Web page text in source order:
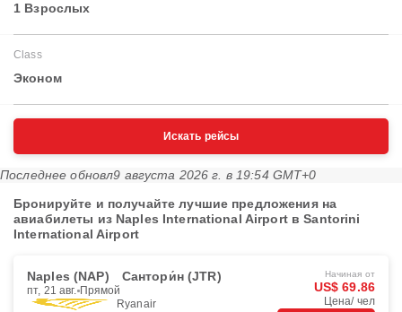
1 Взрослых
Class
Эконом
Искать рейсы
Последнее обновл9 августа 2026 г. в 19:54 GMT+0
Бронируйте и получайте лучшие предложения на
авиабилеты из Naples International Airport в Santorini
International Airport
Naples (NAP) Сантори́н (JTR)
пт, 21 авг. Прямой
Ryanair
Начиная от
US$ 69.86
Цена/ чел